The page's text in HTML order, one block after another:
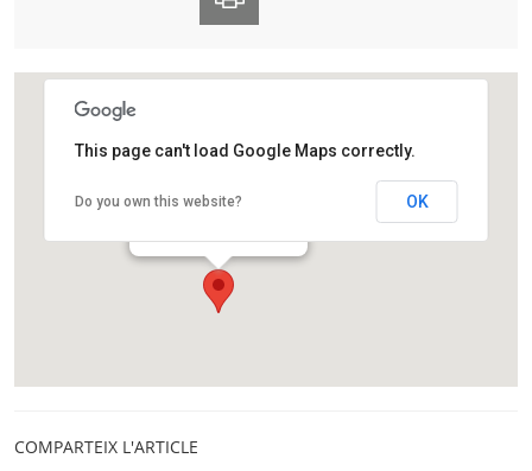
Observatori Fabra
Camí de l'Observatori, s/n
This page can't load Google Maps correctly.
Do you own this website? OK
COMPARTEIX L'ARTICLE